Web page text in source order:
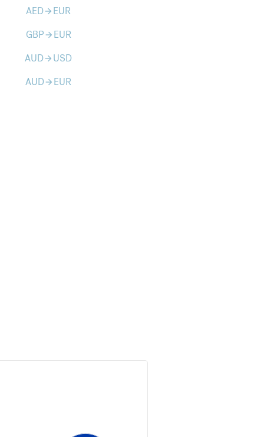
AEDarrow_forward EUR
GBParrow_forward EUR
AUDarrow_forward USD
AUDarrow_forward EUR